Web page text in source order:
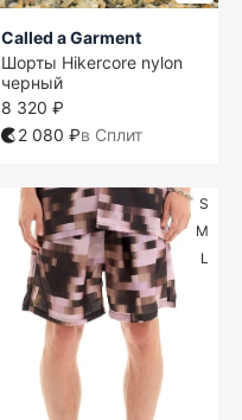
Called a Garment
Шорты Hikercore nylon
черный
8 320 ₽
2 080 ₽в Сплит
S
M
L